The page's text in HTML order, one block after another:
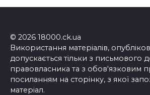
© 2026 18000.ck.ua
Використання матеріалів,
допускається тільки з письмового
правовласника та з обов'язковим
посиланням на сторінку, з якої
матеріал.